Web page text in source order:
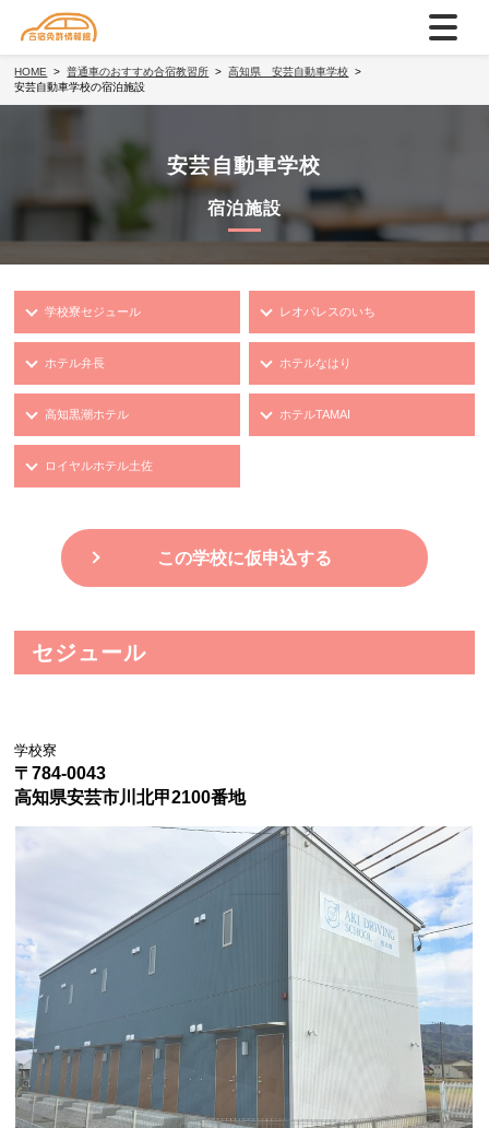
HOME 普通車のおすすめ合宿教習所
高知県 安芸自動車学校
安芸自動車学校の宿泊施設
安芸自動車学校
宿泊施設
学校寮セジュール レオパレスのいち
ホテル弁長 ホテルなはり
高知黒潮ホテル ホテルTAMAI
ロイヤルホテル土佐
この学校に仮申込する
セジュール
学校寮
〒784-0043
高知県安芸市川北甲2100番地